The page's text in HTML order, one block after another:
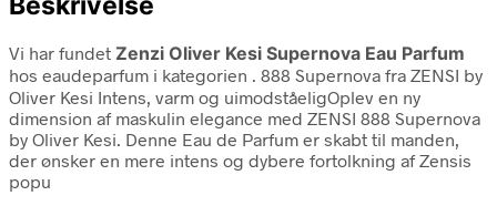
Vi har fundet Zenzi Oliver Kesi Supernova Eau Parfum
hos eaudeparfum i kategorien . 888 Supernova fra ZENSI by
Oliver Kesi Intens, varm og uimodståeligOplev en ny
dimension af maskulin elegance med ZENSI 888 Supernova
by Oliver Kesi. Denne Eau de Parfum er skabt til manden,
der ønsker en mere intens og dybere fortolkning af Zensis
popu